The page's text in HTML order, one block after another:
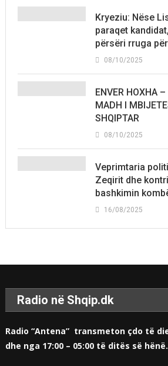
Kryeziu: Nëse
paraqet
përsëri rruga
08/10/2025
ENVER HOXHA
MADH I
SHQIPTAR
08/10/2025
Veprimtaria
Zeqirit dhe
bashkimin
16/08/2025
Radio në Shqip.dk
Radio “Antena” transmeton çdo të
dhe nga 17:00 – 05:00 të ditës së